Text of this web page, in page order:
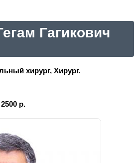
Гагикович
хирург, Хирург.
р.